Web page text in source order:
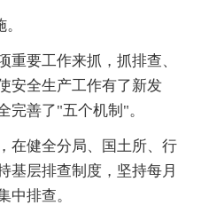
重要工作来抓，抓排查、
安全生产工作有了新发
完善了"五个机制"。
在健全分局、国土所、行
基层排查制度，坚持每月
中排查。